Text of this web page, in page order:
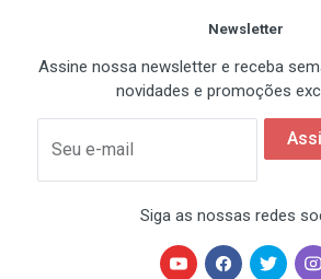
Newsletter
Assine nossa newsletter e receba
novidades e promoções
Seu e-mail
Siga as nossas redes